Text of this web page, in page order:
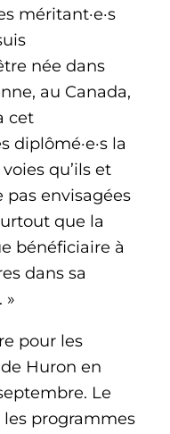
méritant·e·s
née dans
au Canada,
cet
diplômé·e·s la
qu’ils et
pas envisagées
que la
bénéficiaire à
dans sa
»
pour les
Huron en
Le
programmes